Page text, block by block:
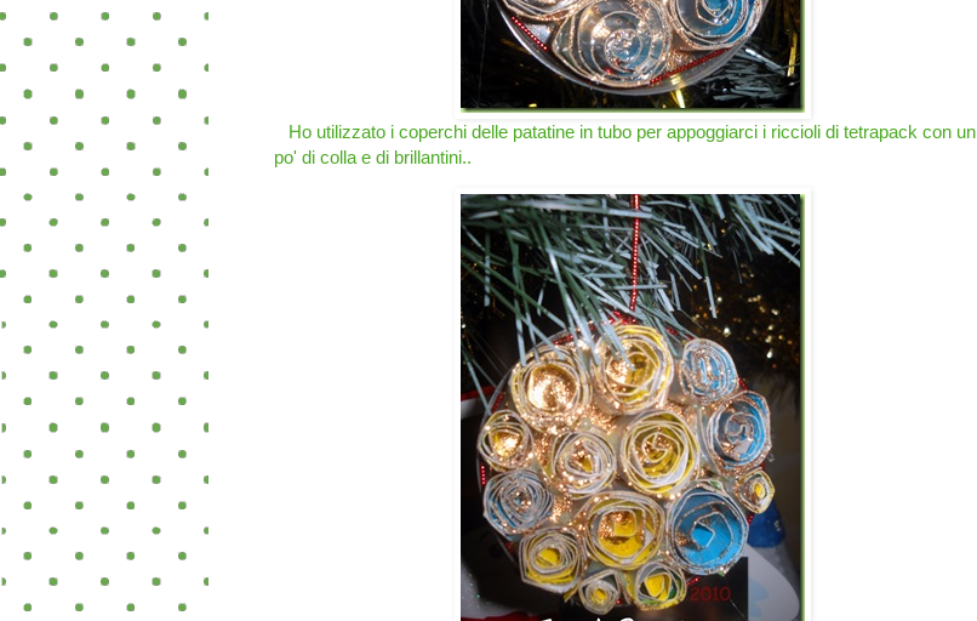
Ho utilizzato i coperchi delle patatine in tubo per appoggiarci i riccioli di tetrapack con un
po' di colla e di brillantini..